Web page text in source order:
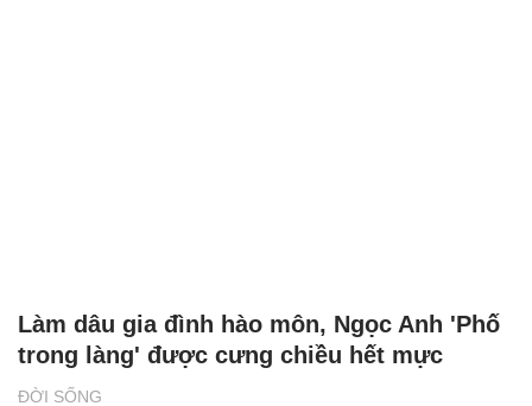
Làm dâu gia đình hào môn, Ngọc Anh 'Phố
trong làng' được cưng chiều hết mực